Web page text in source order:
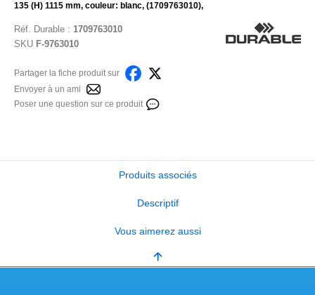
135 (H) 1115 mm, couleur: blanc, (1709763010),
Réf. Durable: 1709763010
SKU F-9763010
Partager la fiche produit sur
Envoyer à un ami
Poser une question sur ce produit
Produits associés
Descriptif
Vous aimerez aussi